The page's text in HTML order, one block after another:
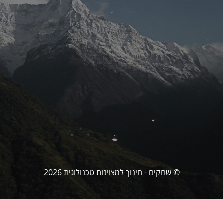
© שחקים - חינוך למצוינות טכנולוגית 2026